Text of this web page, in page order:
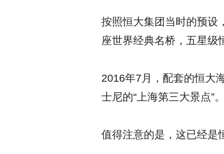
按照恒大集团当时的预设
座世界经典名桥，五星级
2016年7月，配套的恒大
士尼的“上海第三大景点”。
值得注意的是，这已经是